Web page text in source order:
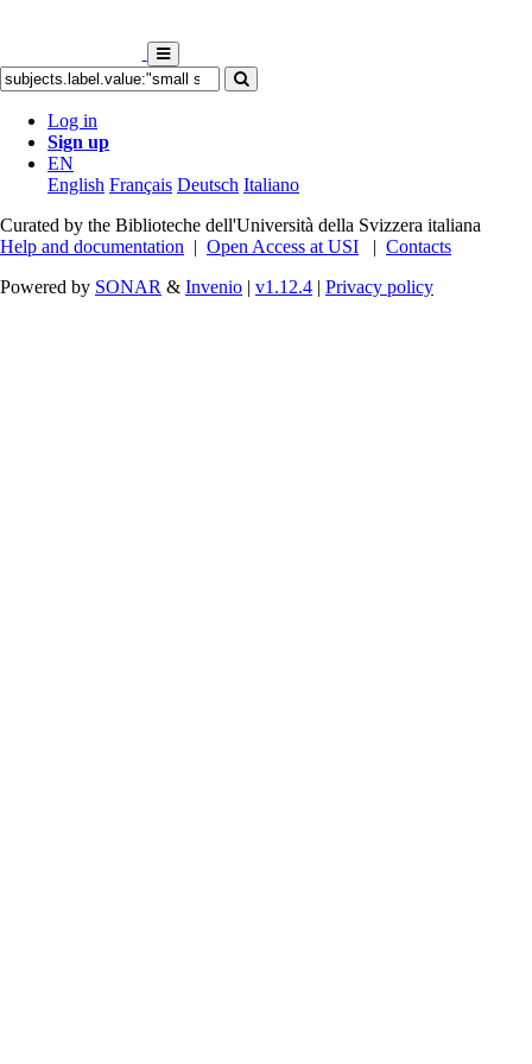
Log in
Sign up
EN
English Français Deutsch Italiano
Curated by the Biblioteche dell'Università della Svizzera italiana
Help and documentation | Open Access at USI | Contacts
Powered by SONAR & Invenio | v1.12.4 | Privacy policy